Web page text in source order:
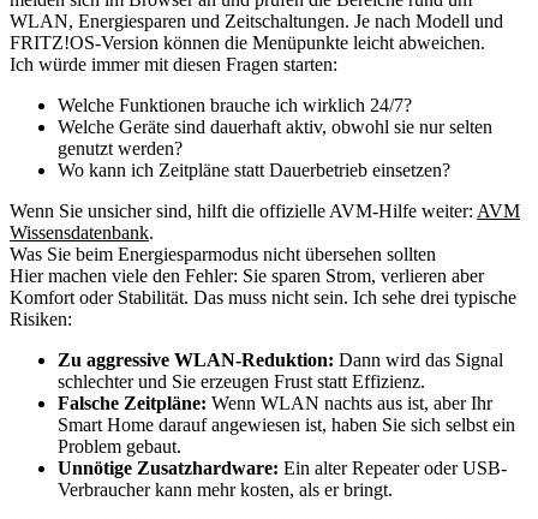
WLAN, Energiesparen und Zeitschaltungen. Je nach Modell und
FRITZ!OS-Version können die Menüpunkte leicht abweichen.
Ich würde immer mit diesen Fragen starten:
Welche Funktionen brauche ich wirklich 24/7?
Welche Geräte sind dauerhaft aktiv, obwohl sie nur selten
genutzt werden?
Wo kann ich Zeitpläne statt Dauerbetrieb einsetzen?
Wenn Sie unsicher sind, hilft die offizielle AVM-Hilfe weiter: AVM
Wissensdatenbank.
Was Sie beim Energiesparmodus nicht übersehen sollten
Hier machen viele den Fehler: Sie sparen Strom, verlieren aber
Komfort oder Stabilität. Das muss nicht sein. Ich sehe drei typische
Risiken:
Zu aggressive WLAN-Reduktion: Dann wird das Signal
schlechter und Sie erzeugen Frust statt Effizienz.
Falsche Zeitpläne: Wenn WLAN nachts aus ist, aber Ihr
Smart Home darauf angewiesen ist, haben Sie sich selbst ein
Problem gebaut.
Unnötige Zusatzhardware: Ein alter Repeater oder USB-
Verbraucher kann mehr kosten, als er bringt.